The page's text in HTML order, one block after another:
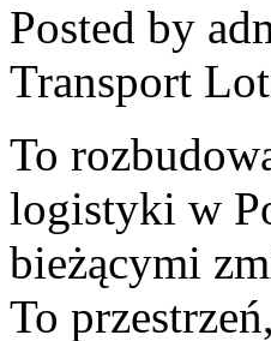
Posted by
Transport
To
logistyki w
bieżącymi
To